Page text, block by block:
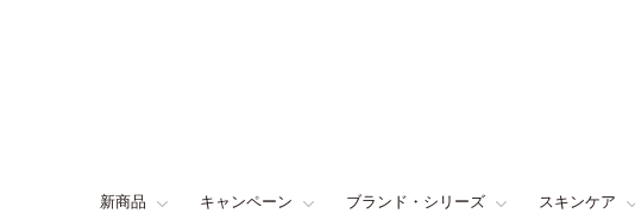
新商品 キャンペーン ブランド・シリーズ スキンケア